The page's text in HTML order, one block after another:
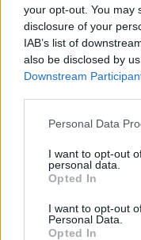
your opt-out. You may
disclosure of your
IAB’s list of
also be disclosed by
Downstream
Please note that this
not limited to your visit
grant or deny consent
use your data for
consent section.
Personal Data
I want to opt-out
personal data.
Opted In
I want to opt-out
Personal Data.
Opted In
ΥΓΕΙΑ
Έμπολα: Η
νεκροί μέσα σε
16/07/2026 - 8:27μμ